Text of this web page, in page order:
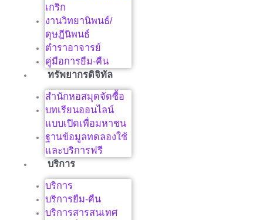
เกริก
งานวิทยานิพนธ์/
ดุษฎีนิพนธ์
ตำราอาจารย์
คู่มือการยืม-คืน
ทรัพยากรดิจิทัล
สำนักหอสมุดจัดซื้อ
บทเรียนออนไลน์
แบบเปิดเพื่อมหาชน
ฐานข้อมูลทดลองใช้
และบริการฟรี
บริการ
บริการ
บริการยืม-คืน
บริการสารสนเทศ